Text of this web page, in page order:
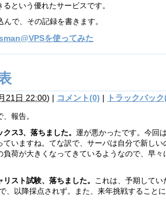
という優れたサービスです。
で、その記録を書きます。
を使ってみた
21日 22:00) | コメント(0) | トラックバッ
報告。
ス3、落ちました。 運が悪かったです。今回
ていますね。てな訳で、サーバは自分で新しい
負荷が大きくなってきているようなので、早
スト試験、落ちました。
これは、予期して
、以降採点されず。また、来年挑戦すること